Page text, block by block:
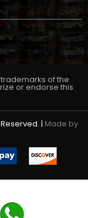
trademarks of the
or endorse this
| Made by